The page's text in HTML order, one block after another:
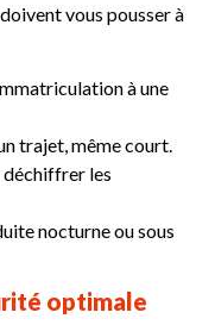
vous pousser à
à une
trajet, même court.
déchiffrer les
nocturne ou sous
optimale